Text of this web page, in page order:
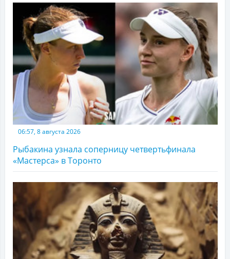
06:57, 8 августа 2026
Рыбакина узнала соперницу четвертьфинала
«Мастерса» в Торонто